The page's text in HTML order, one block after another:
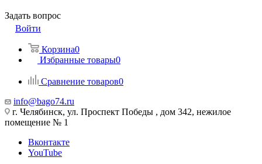
Задать вопрос
Войти
Корзина0
Избранные товары0
Сравнение товаров0
info@bago74.ru
г. Челябинск, ул. Проспект Победы , дом 342, нежилое
помещение № 1
Вконтакте
YouTube